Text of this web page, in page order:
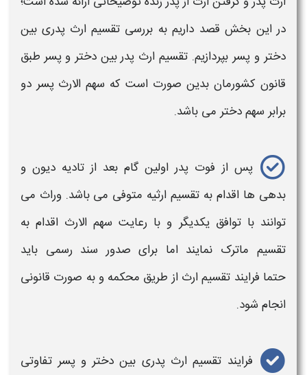
در این بخش قصد داریم به بررسی تقسیم ارث پدری بین
دختر و پسر بپردازیم. تقسیم ارث پدر بین دختر و پسر طبق
قانون کشورمان بدین صورت است که سهم الارث پسر دو
برابر سهمدختر می باشد.
پس از فوت پدر اولین گام بعد از تادیه دیون و
بدهی ها اقدام به تقسیم ارثیه متوفی می باشد. وراث می
توانند با توافق یکدیگر و با رعایت سهم الارث اقدام به
تقسیم ماترک نمایند اما برای صدور سند رسمی باید
حتما فرایند تقسیم ارث از طریق محکمه و به صورت قانونی
انجام شود.
فرایند تقسیم ارث پدری بین دختر و پسر تفاوتی